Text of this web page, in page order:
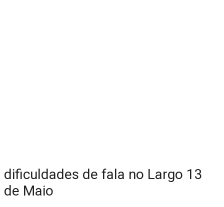
dificuldades de fala no Largo 13
de Maio